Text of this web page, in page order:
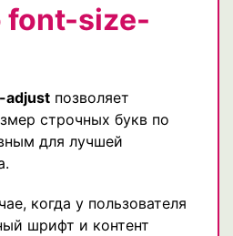
font-size-
adjust позволяет
строчных букв по
для лучшей
когда у пользователя
шрифт и контент